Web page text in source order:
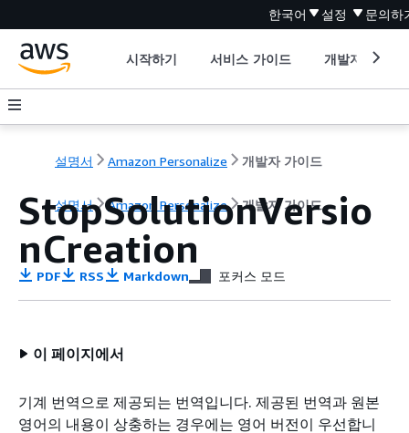
한국어 설정 문의하
시작하기 서비스 가이드 개발자 도구
설명서 Amazon Personalize 개발자 가이드
설명서 Amazon Personalize 개발자 가이드
StopSolutionVersio
nCreation
PDF RSS Markdown 포커스 모드
이 페이지에서
기계 번역으로 제공되는 번역입니다. 제공된 번역과 원본
영어의 내용이 상충하는 경우에는 영어 버전이 우선합니